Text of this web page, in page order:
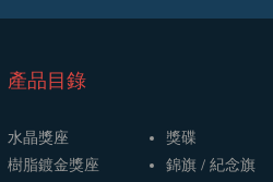
​產品目錄
水晶獎座
樹脂鍍金獎座
獎碟
​​錦旗 / 紀念旗